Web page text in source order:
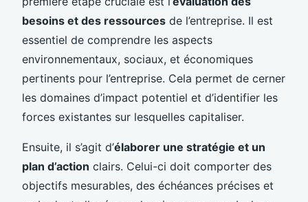
besoins et des ressources de l’entreprise. Il est
essentiel de comprendre les aspects
environnementaux, sociaux, et économiques
pertinents pour l’entreprise. Cela permet de cerner
les domaines d’impact potentiel et d’identifier les
forces existantes sur lesquelles capitaliser.
Ensuite, il s’agit d’élaborer une stratégie et un
plan d’action clairs. Celui-ci doit comporter des
objectifs mesurables, des échéances précises et